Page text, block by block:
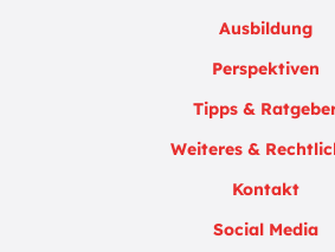
Ausbildung
Perspektiven
Tipps &
Weiteres &
Kontakt
Social Media